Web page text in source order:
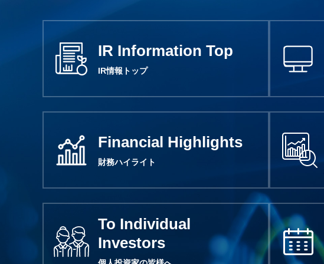
IR Information Top
IR情報トップ
Financial Highlights
財務ハイライト
To Individual
Investors